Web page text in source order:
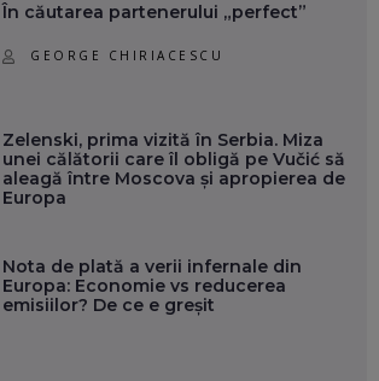
În căutarea partenerului „perfect”
GEORGE CHIRIACESCU
Zelenski, prima vizită în Serbia. Miza
unei călătorii care îl obligă pe Vučić să
aleagă între Moscova și apropierea de
Europa
Nota de plată a verii infernale din
Europa: Economie vs reducerea
emisiilor? De ce e greșit